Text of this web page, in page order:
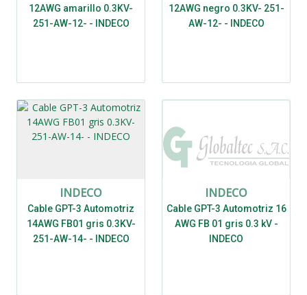
12AWG amarillo 0.3KV-
251-AW-12- - INDECO
12AWG negro 0.3KV- 251-
AW-12- - INDECO
INDECO
Cable GPT-3 Automotriz
14AWG FB01 gris 0.3KV-
251-AW-14- - INDECO
INDECO
Cable GPT-3 Automotriz 16
AWG FB 01 gris 0.3 kV -
INDECO